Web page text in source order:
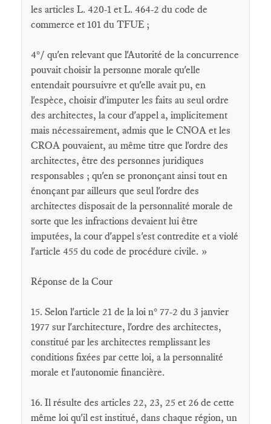
les articles L. 420-1 et L. 464-2 du code de
commerce et 101 du TFUE ;
4°/ qu'en relevant que l'Autorité de la concurrence
pouvait choisir la personne morale qu'elle
entendait poursuivre et qu'elle avait pu, en
l'espèce, choisir d'imputer les faits au seul ordre
des architectes, la cour d'appel a, implicitement
mais nécessairement, admis que le CNOA et les
CROA pouvaient, au même titre que l'ordre des
architectes, être des personnes juridiques
responsables ; qu'en se prononçant ainsi tout en
énonçant par ailleurs que seul l'ordre des
architectes disposait de la personnalité morale de
sorte que les infractions devaient lui être
imputées, la cour d'appel s'est contredite et a violé
l'article 455 du code de procédure civile. »
Réponse de la Cour
15. Selon l'article 21 de la loi n° 77-2 du 3 janvier
1977 sur l'architecture, l'ordre des architectes,
constitué par les architectes remplissant les
conditions fixées par cette loi, a la personnalité
morale et l'autonomie financière.
16. Il résulte des articles 22, 23, 25 et 26 de cette
même loi qu'il est institué, dans chaque région, un